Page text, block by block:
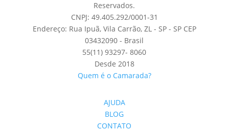
Reservados.
CNPJ: 49.405.292/0001-31
Endereço: Rua Ipuã, Vila Carrão, ZL - SP - SP CEP
03432090 - Brasil
55(11) 93297- 8060
Desde 2018
Quem é o Camarada?
AJUDA
BLOG
CONTATO